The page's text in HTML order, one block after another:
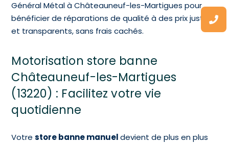
Général Métal à Châteauneuf-les-Martigues pour
bénéficier de réparations de qualité à des prix justes
et transparents, sans frais cachés.
Motorisation store banne
Châteauneuf-les-Martigues
(13220) : Facilitez votre vie
quotidienne
Votrestore banne manueldevient de plus en plus